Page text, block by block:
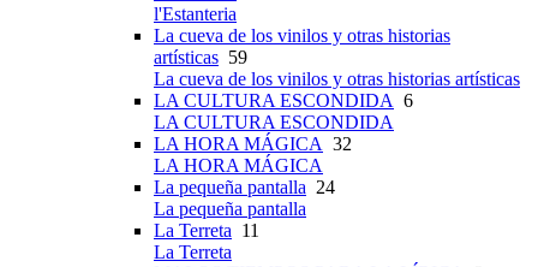
l'Estanteria
La cueva de los vinilos y otras historias
artísticas 59
La cueva de los vinilos y otras historias artísticas
LA CULTURA ESCONDIDA 6
LA CULTURA ESCONDIDA
LA HORA MÁGICA 32
LA HORA MÁGICA
La pequeña pantalla 24
La pequeña pantalla
La Terreta 11
La Terreta